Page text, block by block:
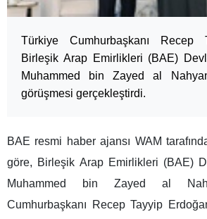
Türkiye Cumhurbaşkanı Recep
Birleşik Arap Emirlikleri (BAE)
Muhammed bin Zayed al
görüşmesi gerçekleştirdi.
BAE resmi haber ajansı WAM
göre, Birleşik Arap Emirlikleri (BAE)
Muhammed bin Zayed al
Cumhurbaşkanı Recep Tayyip